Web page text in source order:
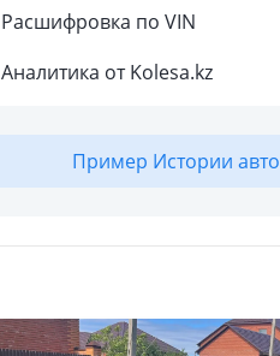
Расшифровка по VIN
Аналитика от Kolesa.kz
Пример Истории авто